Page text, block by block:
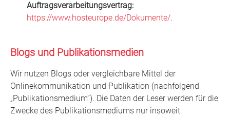
Auftragsverarbeitungsvertrag:
https://www.hosteurope.de/Dokumente/.
Blogs und Publikationsmedien
Wir nutzen Blogs oder vergleichbare Mittel der
Onlinekommunikation und Publikation (nachfolgend
„Publikationsmedium“). Die Daten der Leser werden für die
Zwecke des Publikationsmediums nur insoweit